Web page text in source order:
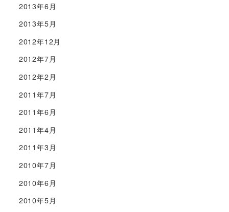
2013年6月
2013年5月
2012年12月
2012年7月
2012年2月
2011年7月
2011年6月
2011年4月
2011年3月
2010年7月
2010年6月
2010年5月